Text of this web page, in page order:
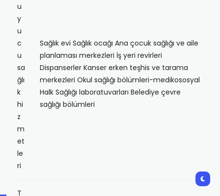
u
y
u
c
u
sa
ğlı
k
hi
z
m
et
le
ri
Sağlık evi Sağlık ocağı Ana çocuk sağlığı ve aile
planlaması merkezleri İş yeri revirleri
Dispanserler Kanser erken teşhis ve tarama
merkezleri Okul sağlığı bölümleri-medikososyal
Halk Sağlığı laboratuvarları Belediye çevre
sağlığı bölümleri
T